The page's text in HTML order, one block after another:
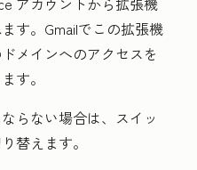
す。Gmailでこの拡張機
メインへのアクセスを
す。
らない場合は、 スイッ
替えます。